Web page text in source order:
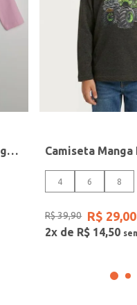
Blusa Cotton Manga Longa Infantil Para Menina - ROSA
4 6 8
R$39,90 R$ 29,00
2x de R$ 14,50